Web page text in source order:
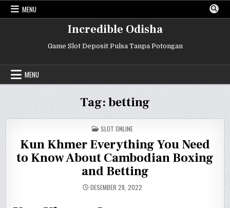
Skip
MENU
Incredible Odisha
Game Slot Deposit Pulsa Tanpa Potongan
MENU
Tag:betting
POSTED
IN
SLOT ONLINE
Kun Khmer Everything You Need
to Know About Cambodian Boxing
and Betting
DESEMBER 28, 2022